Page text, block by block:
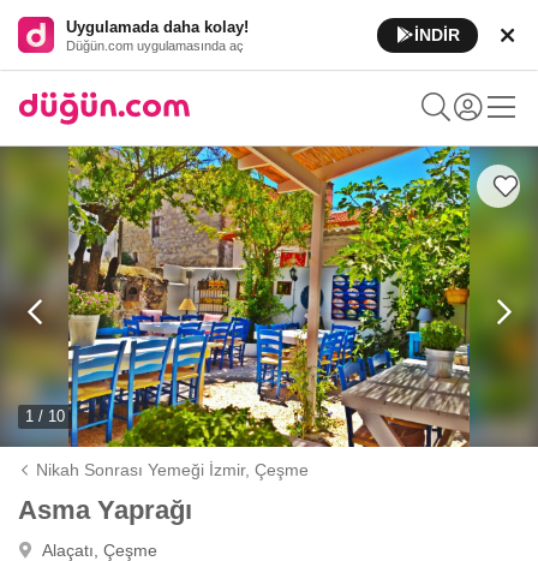
Uygulamada daha kolay!
Düğün.com uygulamasında aç
İNDİR
1 / 10
Nikah Sonrası Yemeği İzmir,Çeşme
Asma Yaprağı
Alaçatı, Çeşme